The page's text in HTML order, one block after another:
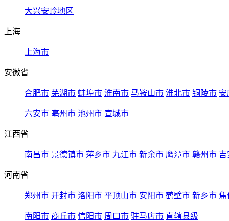
大兴安岭地区
上海
上海市
安徽省
合肥市 芜湖市 蚌埠市 淮南市 马鞍山市 淮北市 铜陵市 安
六安市 亳州市 池州市 宣城市
江西省
南昌市 景德镇市 萍乡市 九江市 新余市 鹰潭市 赣州市 吉
河南省
郑州市 开封市 洛阳市 平顶山市 安阳市 鹤壁市 新乡市 焦
南阳市 商丘市 信阳市 周口市 驻马店市 直辖县级